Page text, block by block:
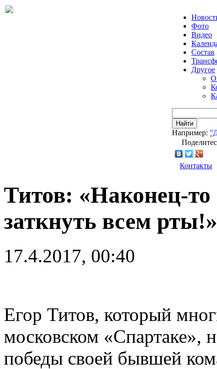
Фото
Видео
Состав
Другое
О
Найти
Например:
Контакты
Титов: «Наконец-
заткнуть всем рты!»
17.4.2017, 00:40
Егор Титов, который
московском «Спартаке»,
победы своей бывшей